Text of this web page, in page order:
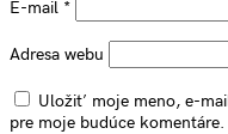
E-mail *
Adresa webu
Uložiť moje meno, e-
pre moje budúce komentáre.